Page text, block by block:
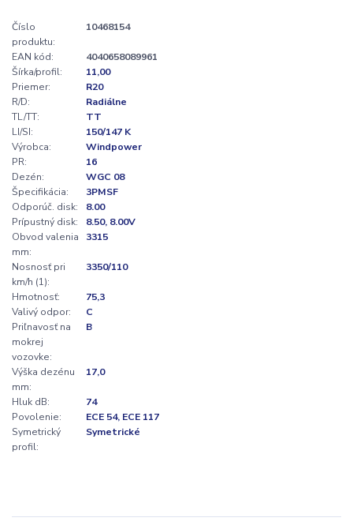
Číslo
produktu:
10468154
EAN kód:
4040658089961
Šírka/profil:
11,00
Priemer:
R20
R/D:
Radiálne
TL/TT:
TT
LI/SI:
150/147 K
Výrobca:
Windpower
PR:
16
Dezén:
WGC 08
Špecifikácia:
3PMSF
Odporúč. disk:
8.00
Prípustný disk:
8.50, 8.00V
Obvod valenia
mm:
3315
Nosnosť pri
km/h (1):
3350/110
Hmotnosť:
75,3
Valivý odpor:
C
Priľnavosť na
mokrej
vozovke:
B
Výška dezénu
mm:
17,0
Hluk dB:
74
Povolenie:
ECE 54, ECE 117
Symetrický
profil:
Symetrické